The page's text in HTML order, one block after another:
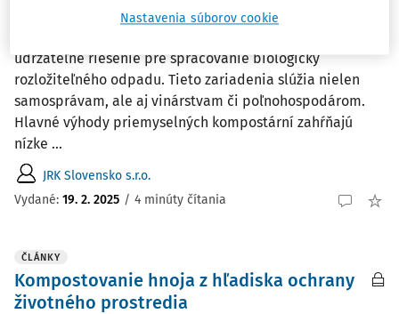
udržateľné riešenie pre spracovanie biologicky
rozložiteľného odpadu. Tieto zariadenia slúžia nielen
samosprávam, ale aj vinárstvam či poľnohospodárom.
Hlavné výhody priemyselných kompostární zahŕňajú
nízke ...
JRK Slovensko s.r.o.
Vydané: 19. 2. 2025 / 4 minúty čítania
ČLÁNKY
Kompostovanie hnoja z hľadiska ochrany
životného prostredia
Nastavenia súborov cookie